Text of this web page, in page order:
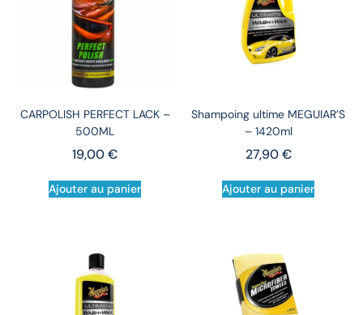
CARPOLISH PERFECT LACK –
500ML
19,00€
Ajouter au panier
Shampoing ultime MEGUIAR’S
– 1420ml
27,90€
Ajouter au panier